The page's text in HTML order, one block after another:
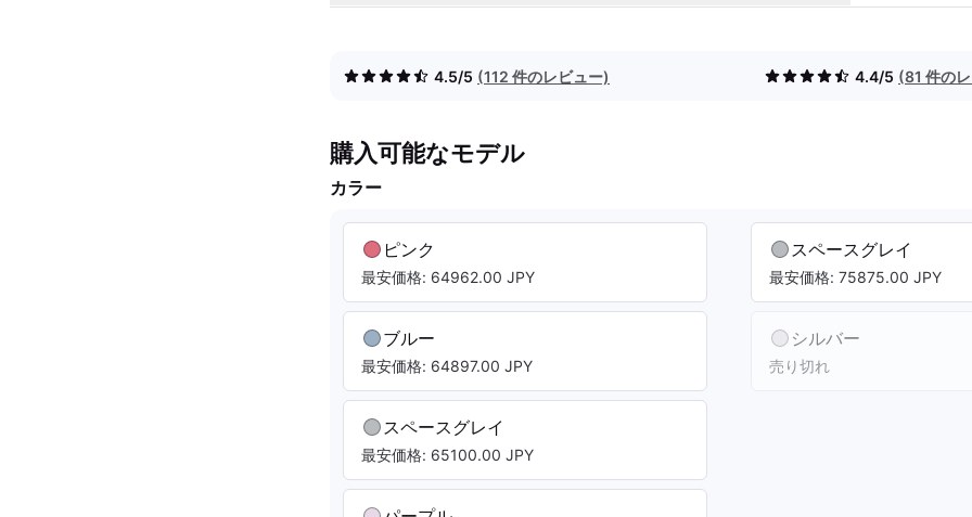
4.5/5 (112 件のレビュー) 4.4/5 (81 件の
購入可能なモデル
カラー
ピンク
最安価格: 64962.00 JPY
ブルー
最安価格: 64897.00 JPY
スペースグレイ
最安価格: 65100.00 JPY
スペースグレイ
最安価格: 75875.00 JPY
シルバー
売り切れ